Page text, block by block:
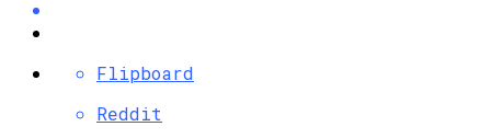
Flipboard
Reddit